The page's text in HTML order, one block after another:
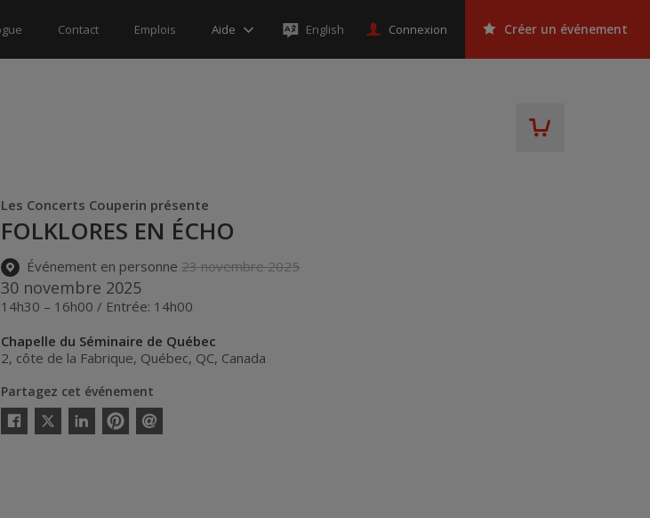
Contact Emplois Aide English Connexion Créer un événement
Les Concerts Couperin présente
FOLKLORES EN ÉCHO
Événement en personne23 novembre 2025
30 novembre 2025
14h30 – 16h00 / Entrée: 14h00
Chapelle du Séminaire de Québec
2, côte de la Fabrique, Québec, QC, Canada
Partagez cet événement
Facebook
Twitter
LinkedinPinterestEnvoyer